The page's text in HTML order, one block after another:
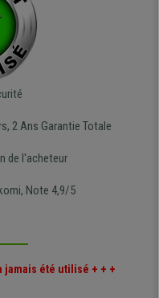
2 Ans Garantie Totale
de l'acheteur
Note 4,9/5
jamais été utilisé + + +